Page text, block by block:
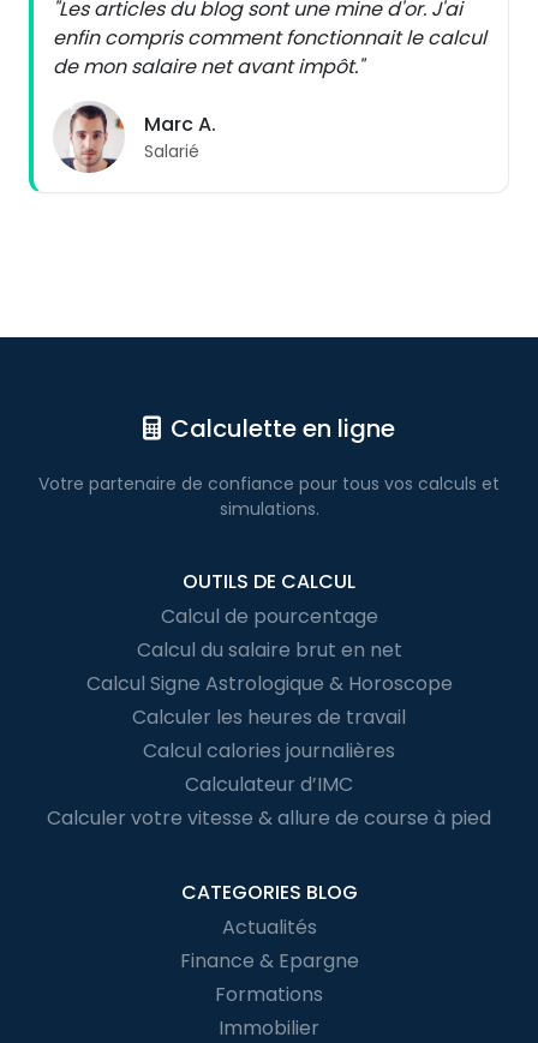
"Les articles du blog sont une mine d'or. J'ai
enfin compris comment fonctionnait le calcul
de mon salaire net avant impôt."
Marc A.
Salarié
Calculette en ligne
Votre partenaire de confiance pour tous vos calculs et
simulations.
OUTILS DE CALCUL
Calcul de pourcentage
Calcul du salaire brut en net
Calcul Signe Astrologique & Horoscope
Calculer les heures de travail
Calcul calories journalières
Calculateur d’IMC
Calculer votre vitesse & allure de course à pied
CATEGORIES BLOG
Actualités
Finance & Epargne
Formations
Immobilier